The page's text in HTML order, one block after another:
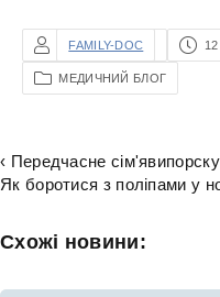
FAMILY-DOC
МЕДИЧНИЙ БЛОГ
‹ Передчасне
Як боротися з поліпами у
Схожі новини: